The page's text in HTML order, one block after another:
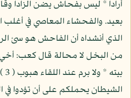
أرادا * ليس بفحاش يضن الزادا وقال
بعيد. والفحشاء المعاصي في أغلب
الذي أنشداه أن الفاحش هو سئ
من البخل لا محالة قال كعب:
الشيطان يحملكم على أن تؤدوا في